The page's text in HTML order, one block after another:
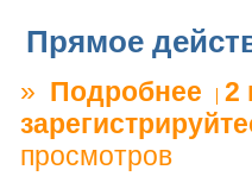
Прямое
» Подробнее о 2
просмотров